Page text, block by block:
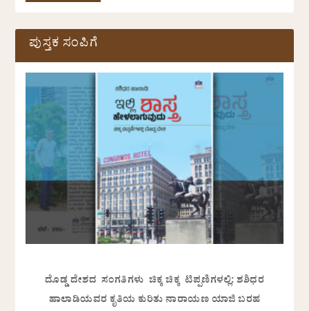
ಪುಸ್ತಕ ಸಂಪಿಗೆ
ದೊಡ್ಡ ದೇಶದ ಸಂಗತಿಗಳು ಚಿಕ್ಕ ಚಿಕ್ಕ ಟಿಪ್ಪಣಿಗಳಲ್ಲಿ: ಶಶಿಧರ
ಹಾಲಾಡಿಯವರ ಕೃತಿಯ ಕುರಿತು ನಾರಾಯಣ ಯಾಜಿ ಬರಹ